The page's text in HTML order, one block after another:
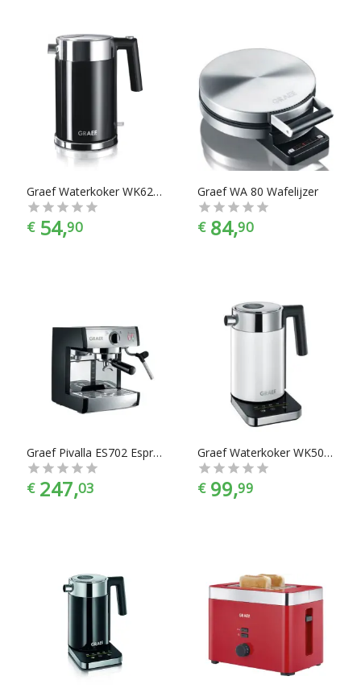
Graef Waterkoker WK62 - Zwart
€ 54,90
Graef WA 80 Wafelijzer
€ 84,90
Graef Pivalla ES702 Espressomachine - Zwart
€ 247,03
Graef Waterkoker WK501 Instelbaar - 1 L
€ 99,99